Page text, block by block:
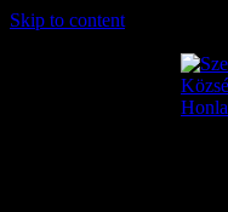
Skip to content